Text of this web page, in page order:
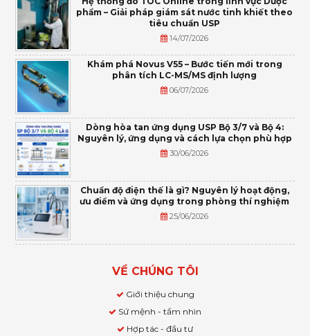
phẩm – Giải pháp giám sát nước tinh khiết theo
tiêu chuẩn USP
14/07/2026
Khám phá Novus V55 – Bước tiến mới trong
phân tích LC-MS/MS định lượng
06/07/2026
Dòng hòa tan ứng dụng USP Bộ 3/7 và Bộ 4:
Nguyên lý, ứng dụng và cách lựa chọn phù hợp
30/06/2026
Chuẩn độ điện thế là gì? Nguyên lý hoạt động,
ưu điểm và ứng dụng trong phòng thí nghiệm
25/06/2026
VỀ CHÚNG TÔI
Giới thiệu chung
Sứ mệnh - tầm nhìn
Hợp tác - đầu tư